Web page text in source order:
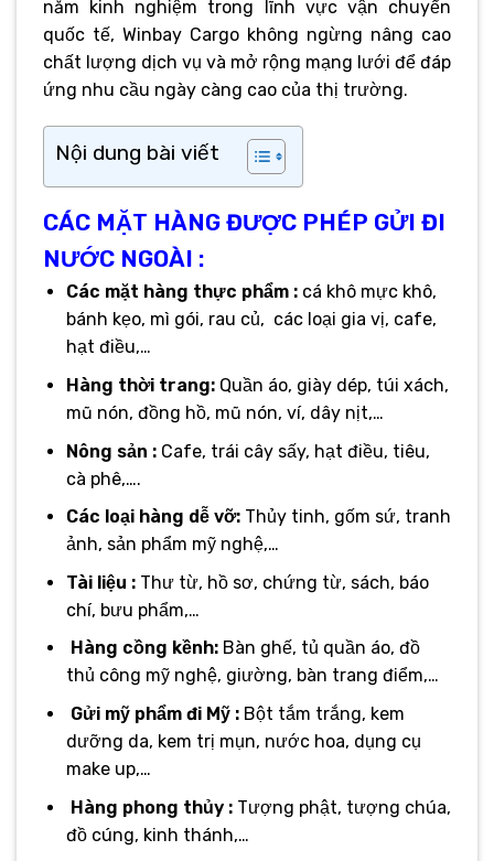
năm kinh nghiệm trong lĩnh vực vận chuyển
quốc tế, Winbay Cargo không ngừng nâng cao
chất lượng dịch vụ và mở rộng mạng lưới để đáp
ứng nhu cầu ngày càng cao của thị trường.
Nội dung bài viết
CÁC MẶT HÀNG ĐƯỢC PHÉP GỬI ĐI
NƯỚC NGOÀI :
Các mặt hàng thực phẩm : cá khô mực khô,
bánh kẹo, mì gói, rau củ, các loại gia vị, cafe,
hạt điều,…
Hàng thời trang:Quần áo, giày dép, túi xách,
mũ nón, đồng hồ, mũ nón, ví, dây nịt,…
Nông sản :Cafe, trái cây sấy, hạt điều, tiêu,
cà phê,….
Các loại hàng dễ vỡ:Thủy tinh, gốm sứ, tranh
ảnh, sản phẩm mỹ nghệ,…
Tài liệu :Thư từ, hồ sơ, chứng từ, sách, báo
chí, bưu phẩm,…
Hàng cồng kềnh:Bàn ghế, tủ quần áo, đồ
thủ công mỹ nghệ, giường, bàn trang điểm,…
Gửi mỹ phẩm đi Mỹ :Bột tắm trắng, kem
dưỡng da, kem trị mụn, nước hoa, dụng cụ
make up,…
Hàng phong thủy :Tượng phật, tượng chúa,
đồ cúng, kinh thánh,…